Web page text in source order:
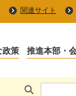
関連サイト